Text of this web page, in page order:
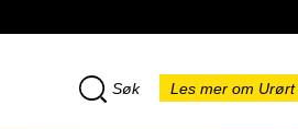
Søk Les mer om Urørt